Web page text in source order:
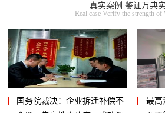
真实案例 鉴证万典
Real case Verify the strength of
国务院裁决：企业拆迁补偿不
最高